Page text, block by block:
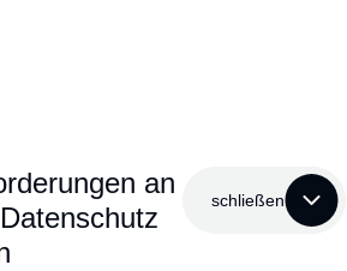
an
schließen